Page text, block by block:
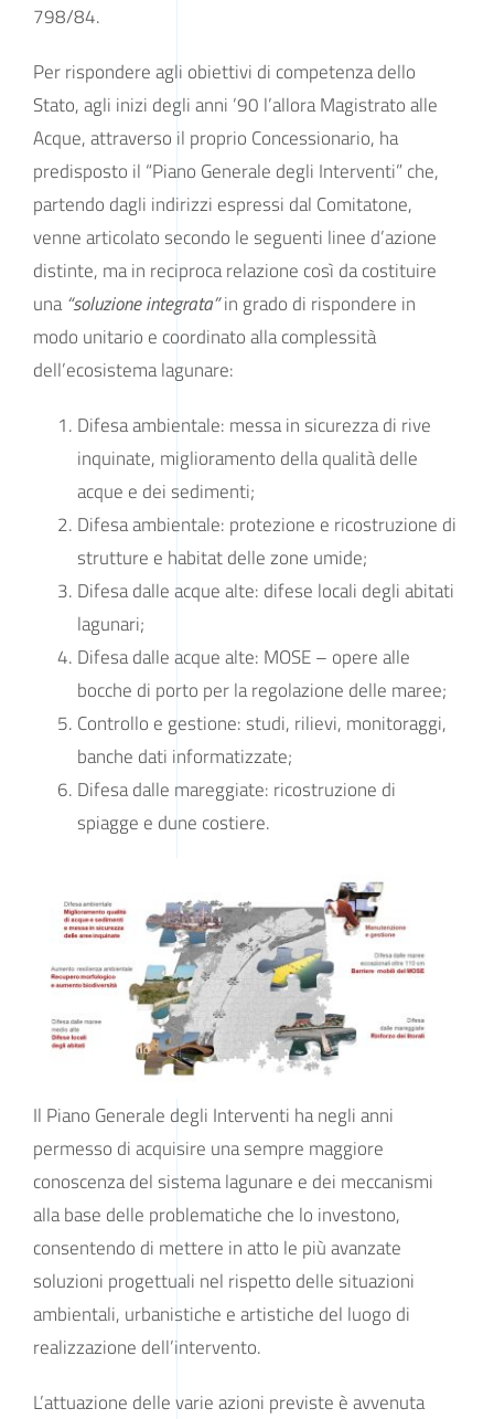
798/84.
Per rispondere agli obiettivi di competenza dello
Stato, agli inizi degli anni ’90 l’allora Magistrato alle
Acque, attraverso il proprio Concessionario, ha
predisposto il “Piano Generale degli Interventi” che,
partendo dagli indirizzi espressi dal Comitatone,
venne articolato secondo le seguenti linee d’azione
distinte, ma in reciproca relazione così da costituire
una“soluzione integrata”in grado di rispondere in
modo unitario e coordinato alla complessità
dell’ecosistema lagunare:
Difesa ambientale: messa in sicurezza di rive
inquinate, miglioramento della qualità delle
acque e dei sedimenti;
Difesa ambientale: protezione e ricostruzione di
strutture e habitat delle zone umide;
Difesa dalle acque alte: difese locali degli abitati
lagunari;
Difesa dalle acque alte: MOSE – opere alle
bocche di porto per la regolazione delle maree;
Controllo e gestione: studi, rilievi, monitoraggi,
banche dati informatizzate;
Difesa dalle mareggiate: ricostruzione di
spiagge e dune costiere.
Il Piano Generale degli Interventi ha negli anni
permesso di acquisire una sempre maggiore
conoscenza del sistema lagunare e dei meccanismi
alla base delle problematiche che lo investono,
consentendo di mettere in atto le più avanzate
soluzioni progettuali nel rispetto delle situazioni
ambientali, urbanistiche e artistiche del luogo di
realizzazione dell’intervento.
L’attuazione delle varie azioni previste è avvenuta